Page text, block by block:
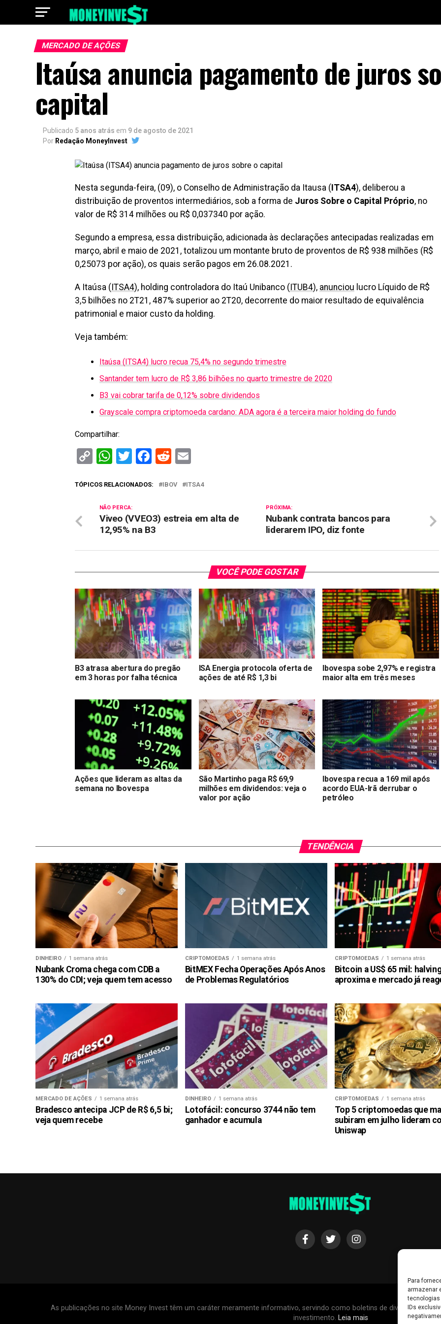
Para
armazenar
tecnologias
IDs
MERCADO DE AÇÕES
Itaúsa anuncia pagamento de juros
capital
Publicado 5 anos atrás em 9 de agosto de 2021
Por Redação MoneyInvest
Nesta segunda-feira, (09), o Conselho de Administração da Itausa ( ITSA4), deliberou a
distribuição de proventos intermediários, sob a forma de Juros Sobre o Capital Próprio, no
valor de R$ 314 milhões ou R$ 0,037340 por ação.
Segundo a empresa, essa distribuição, adicionada às declarações antecipadas realizadas em
março, abril e maio de 2021, totalizou um montante bruto de proventos de R$ 938 milhões (R$
0,25073 por ação), os quais serão pagos em 26.08.2021.
A Itaúsa ( ITSA4), holding controladora do Itaú Unibanco ( ITUB4), anunciou lucro Líquido de R$
3,5 bilhões no 2T21, 487% superior ao 2T20, decorrente do maior resultado de equivalência
patrimonial e maior custo da holding.
Veja também:
Itaúsa (ITSA4) lucro recua 75,4% no segundo trimestre
Santander tem lucro de R$ 3,86 bilhões no quarto trimestre de 2020
B3 vai cobrar tarifa de 0,12% sobre dividendos
Grayscale compra criptomoeda cardano: ADA agora é a terceira maior holding do fundo
Compartilhar:
CopyWhatsApp
Twitter
Facebook
Reddit
TÓPICOS RELACIONADOS: IBOV ITSA4
PRÓXIMA:
Nubank contrata bancos para
liderarem IPO, diz fonte
NÃO PERCA:
Viveo (VVEO3) estreia em alta de
12,95% na B3
VOCÊ PODE GOSTAR
B3 atrasa abertura do pregão
em 3 horas por falha técnica
ISA Energia protocola oferta de
ações de até R$ 1,3 bi
Ibovespa sobe 2,97% e registra
maior alta em três meses
Ações que lideram as altas da
semana no Ibovespa
São Martinho paga R$ 69,9
milhões em dividendos: veja o
valor por ação
Ibovespa recua a 169 mil após
acordo EUA-Irã derrubar o
petróleo
TENDÊNCIA
DINHEIRO 1 semana atrás
Nubank Croma chega com CDB a
130% do CDI; veja quem tem acesso
CRIPTOMOEDAS 1 semana atrás
BitMEX Fecha Operações Após Anos
de Problemas Regulatórios
CRIPTOMOEDAS 1 semana atrás
Bitcoin a US$ 65 mil:
aproxima e mercado já
MERCADO DE AÇÕES 1 semana atrás
Bradesco antecipa JCP de R$ 6,5 bi;
veja quem recebe
DINHEIRO 1 semana atrás
Lotofácil: concurso 3744 não tem
ganhador e acumula
CRIPTOMOEDAS 1 semana atrás
Top 5 criptomoedas que
subiram em julho lideram
Uniswap
As publicações no site Money Invest têm um caráter meramente informativo, servindo como boletins de divulgação, e
investimento. Leia mais